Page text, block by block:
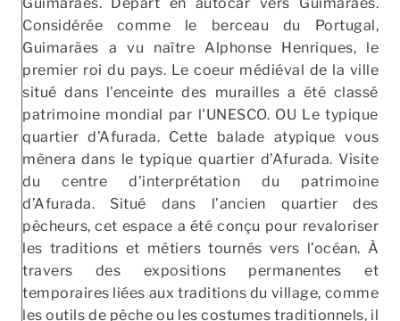
Considérée comme le berceau du Portugal,
Guimarães a vu naître Alphonse Henriques, le
premier roi du pays. Le coeur médiéval de la ville
situé dans l'enceinte des murailles a été classé
patrimoine mondial par l'UNESCO. OU Le typique
quartier d’Afurada. Cette balade atypique vous
mènera dans le typique quartier d’Afurada. Visite
du centre d’interprétation du patrimoine
d’Afurada. Situé dans l’ancien quartier des
pêcheurs, cet espace a été conçu pour revaloriser
les traditions et métiers tournés vers l’océan. À
travers des expositions permanentes et
temporaires liées aux traditions du village, comme
les outils de pêche ou les costumes traditionnels, il